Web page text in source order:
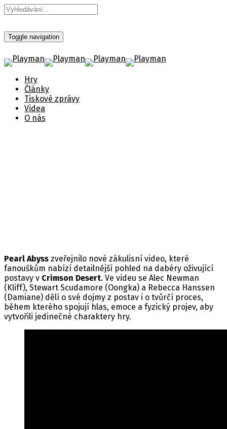
Toggle navigation
Hry
Články
Tiskové zprávy
Videa
O nás
Pearl Abyss zveřejnilo nové zákulisní video, které
fanouškům nabízí detailnější pohled na dabéry oživující
postavy v Crimson Desert. Ve videu se Alec Newman
(Kliff), Stewart Scudamore (Oongka) a Rebecca Hanssen
(Damiane) dělí o své dojmy z postav i o tvůrčí proces,
během kterého spojují hlas, emoce a fyzický projev, aby
vytvořili jedinečné charaktery hry.